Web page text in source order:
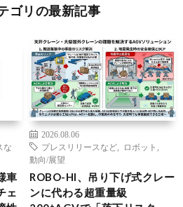
ゴリの最新記事
な
車
ェ
2026.08.06
プレスリリースなど
ロボット
動向/展望
ROBO-HI、吊り下げ式クレー
ンに代わる超重量級